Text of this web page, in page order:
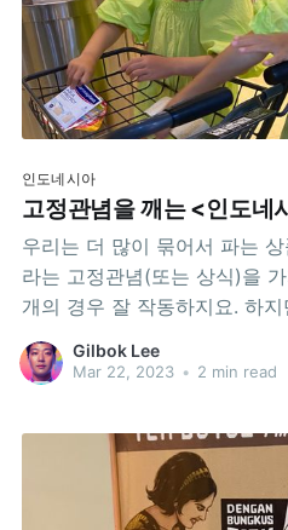
인도네시아
고정관념을 깨는 <인도네
우리는 더 많이 묶어서 파는
라는 고정관념(또는 상식)을 가지고 있습니다. 그
개의 경우 잘 작동하지요. 하
이 묶어 놓은 상품의 개당 가
이 못 믿겠다고요? 자 그럼 함
Gilbok Lee
Mar 22, 2023 • 2 min read